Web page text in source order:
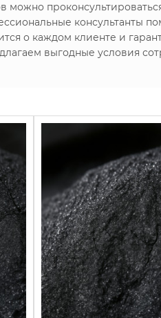
можно
консультанты
о каждом клиенте и
выгодные условия